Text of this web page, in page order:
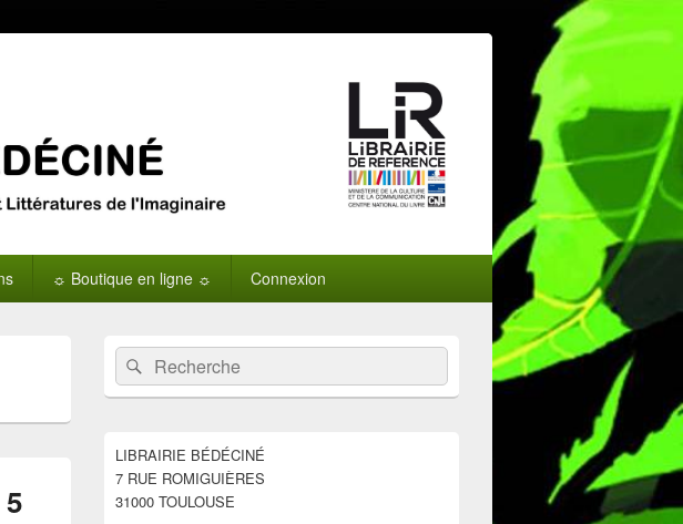
☼ Boutique en ligne ☼ Connexion
Zone
principale
de
widget
barre
latérale
Recherche :Rechercher
LIBRAIRIE BÉDÉCINÉ
7 RUE ROMIGUIÈRES
31000 TOULOUSE